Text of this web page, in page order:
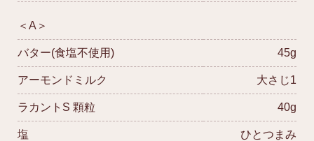
＜A＞
バター(食塩不使用) 45g
アーモンドミルク 大さじ1
ラカントS 顆粒 40g
塩 ひとつまみ